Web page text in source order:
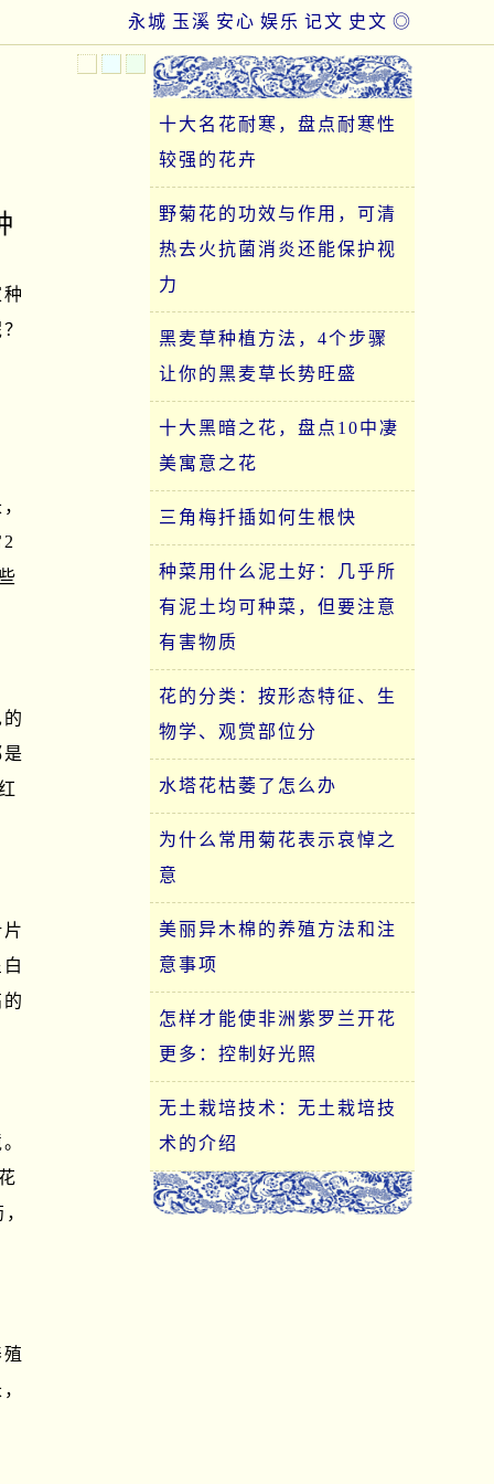
◎
史文
记文
娱乐
安心
玉溪
永城
十大名花耐寒，盘点耐寒性
较强的花卉
野菊花的功效与作用，可清
热去火抗菌消炎还能保护视
力
黑麦草种植方法，4个步骤
让你的黑麦草长势旺盛
十大黑暗之花，盘点10中凄
美寓意之花
三角梅扦插如何生根快
种菜用什么泥土好：几乎所
有泥土均可种菜，但要注意
有害物质
花的分类：按形态特征、生
物学、观赏部位分
水塔花枯萎了怎么办
为什么常用菊花表示哀悼之
意
美丽异木棉的养殖方法和注
意事项
怎样才能使非洲紫罗兰开花
更多：控制好光照
无土栽培技术：无土栽培技
术的介绍